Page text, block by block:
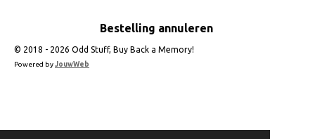
Bestelling annuleren
© 2018 - 2026 Odd Stuff, Buy Back a Memory!
Powered byJouwWeb